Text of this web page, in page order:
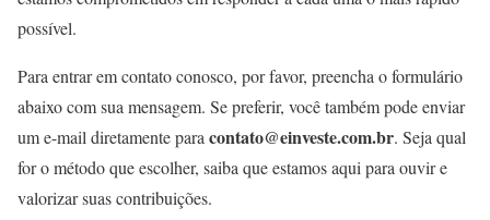
possível.
Para entrar em contato conosco, por favor, preencha o formulário
abaixo com sua mensagem. Se preferir, você também pode enviar
um e-mail diretamente para contato@einveste.com.br. Seja qual
for o método que escolher, saiba que estamos aqui para ouvir e
valorizar suas contribuições.